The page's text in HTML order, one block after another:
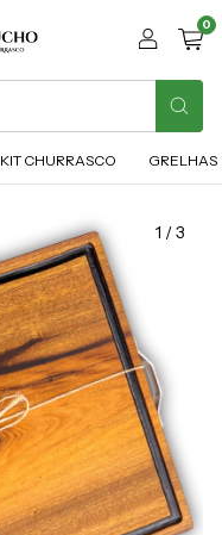
0
KIT CHURRASCO GRELHAS
1 /3